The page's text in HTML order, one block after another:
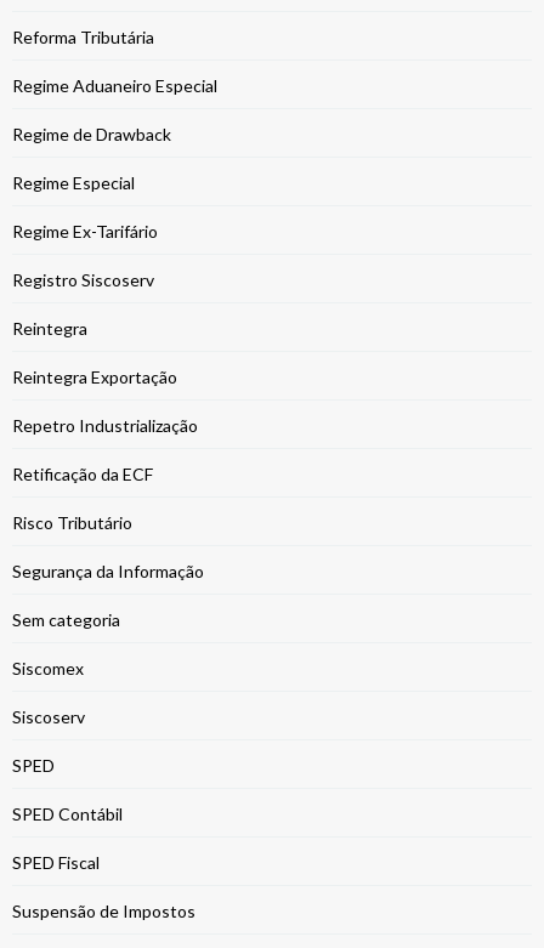
Reforma Tributária
Regime Aduaneiro Especial
Regime de Drawback
Regime Especial
Regime Ex-Tarifário
Registro Siscoserv
Reintegra
Reintegra Exportação
Repetro Industrialização
Retificação da ECF
Risco Tributário
Segurança da Informação
Sem categoria
Siscomex
Siscoserv
SPED
SPED Contábil
SPED Fiscal
Suspensão de Impostos